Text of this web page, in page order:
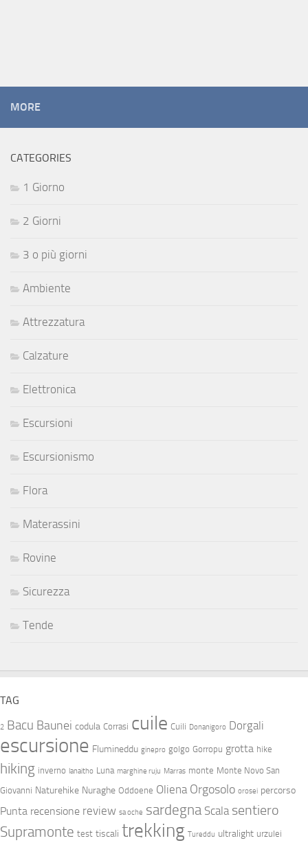
MORE
CATEGORIES
1 Giorno
2 Giorni
3 o più giorni
Ambiente
Attrezzatura
Calzature
Elettronica
Escursioni
Escursionismo
Flora
Materassini
Rovine
Sicurezza
Tende
TAG
2 Bacu Baunei codula Corrasi cuile Cuili Donanigoro Dorgali
escursione Flumineddu ginepro golgo Gorropu grotta hike
hiking inverno lanaitho Luna marghine ruju Marras monte Monte Novo San
Giovanni Naturehike Nuraghe Oddoene Oliena Orgosolo orosei percorso
Punta recensione review sa oche sardegna Scala sentiero
Supramonte test tiscali trekking Tureddu ultralight urzulei